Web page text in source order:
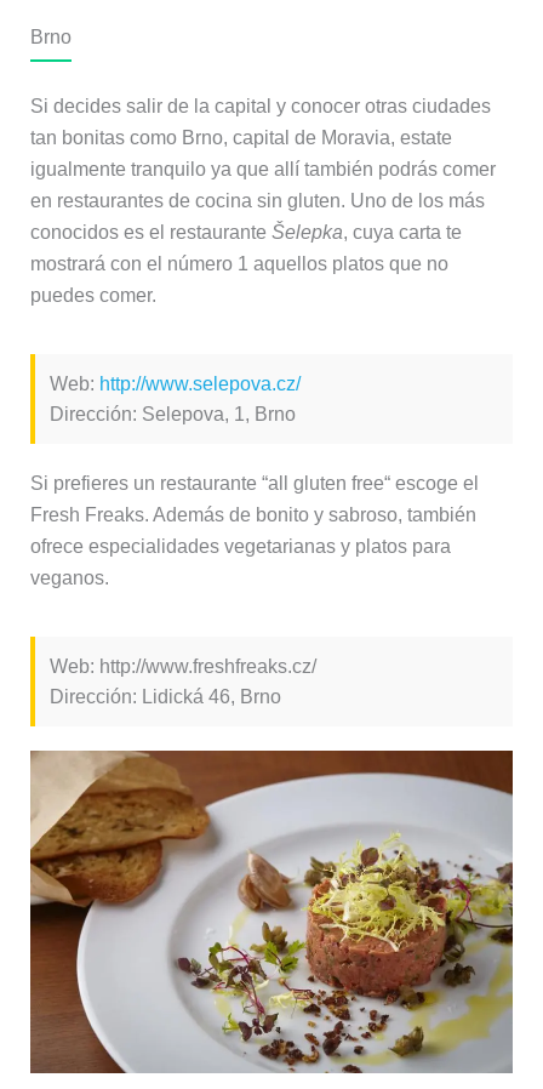
Brno
Si decides salir de la capital y conocer otras ciudades
tan bonitas como Brno, capital de Moravia, estate
igualmente tranquilo ya que allí también podrás comer
en restaurantes de cocina sin gluten. Uno de los más
conocidos es el restaurante Šelepka, cuya carta te
mostrará con el número 1 aquellos platos que no
puedes comer.
Web: http://www.selepova.cz/
Dirección: Selepova, 1, Brno
Si prefieres un restaurante “all gluten free“ escoge el
Fresh Freaks. Además de bonito y sabroso, también
ofrece especialidades vegetarianas y platos para
veganos.
Web: http://www.freshfreaks.cz/
Dirección: Lidická 46, Brno